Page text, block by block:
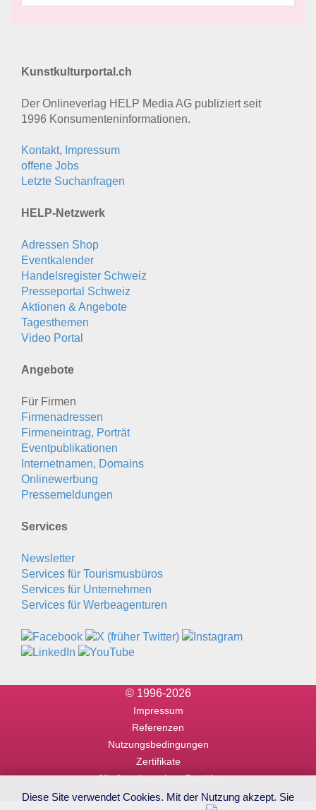
Kunstkulturportal.ch
Der Onlineverlag HELP Media AG publiziert seit
1996 Konsumenten­informationen.
Kontakt, Impressum
offene Jobs
Letzte Suchanfragen
HELP-Netzwerk
Adressen Shop
Eventkalender
Handelsregister Schweiz
Presseportal Schweiz
Aktionen & Angebote
Tagesthemen
Video Portal
Angebote
Für Firmen
Firmenadressen
Firmeneintrag, Porträt
Eventpublikationen
Internetnamen, Domains
Onlinewerbung
Pressemeldungen
Services
Newsletter
Services für Tourismusbüros
Services für Unternehmen
Services für Werbeagenturen
© 1996-2026
Impressum
Referenzen
Nutzungsbedingungen
Zertifikate
Alle Angaben ohne Gewähr
Diese Site verwendet Cookies. Mit der Nutzung akzept. Sie